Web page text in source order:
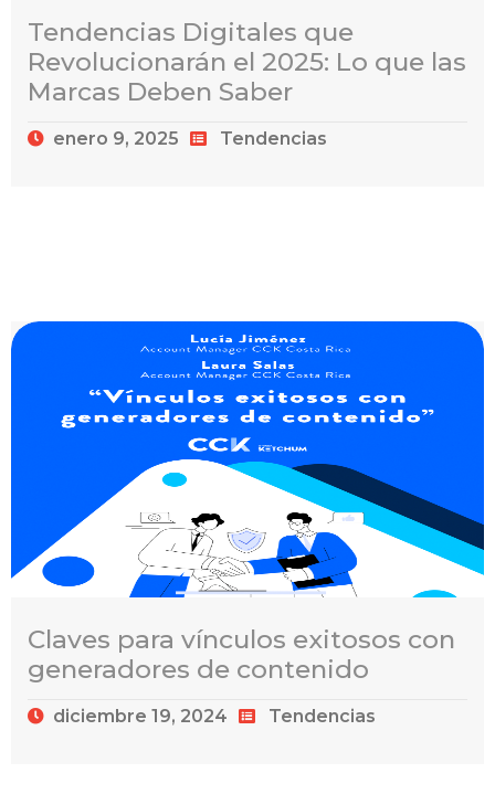
Tendencias Digitales que
Revolucionarán el 2025: Lo que las
Marcas Deben Saber
enero 9, 2025 Tendencias
Claves para vínculos exitosos con
generadores de contenido
diciembre 19, 2024 Tendencias